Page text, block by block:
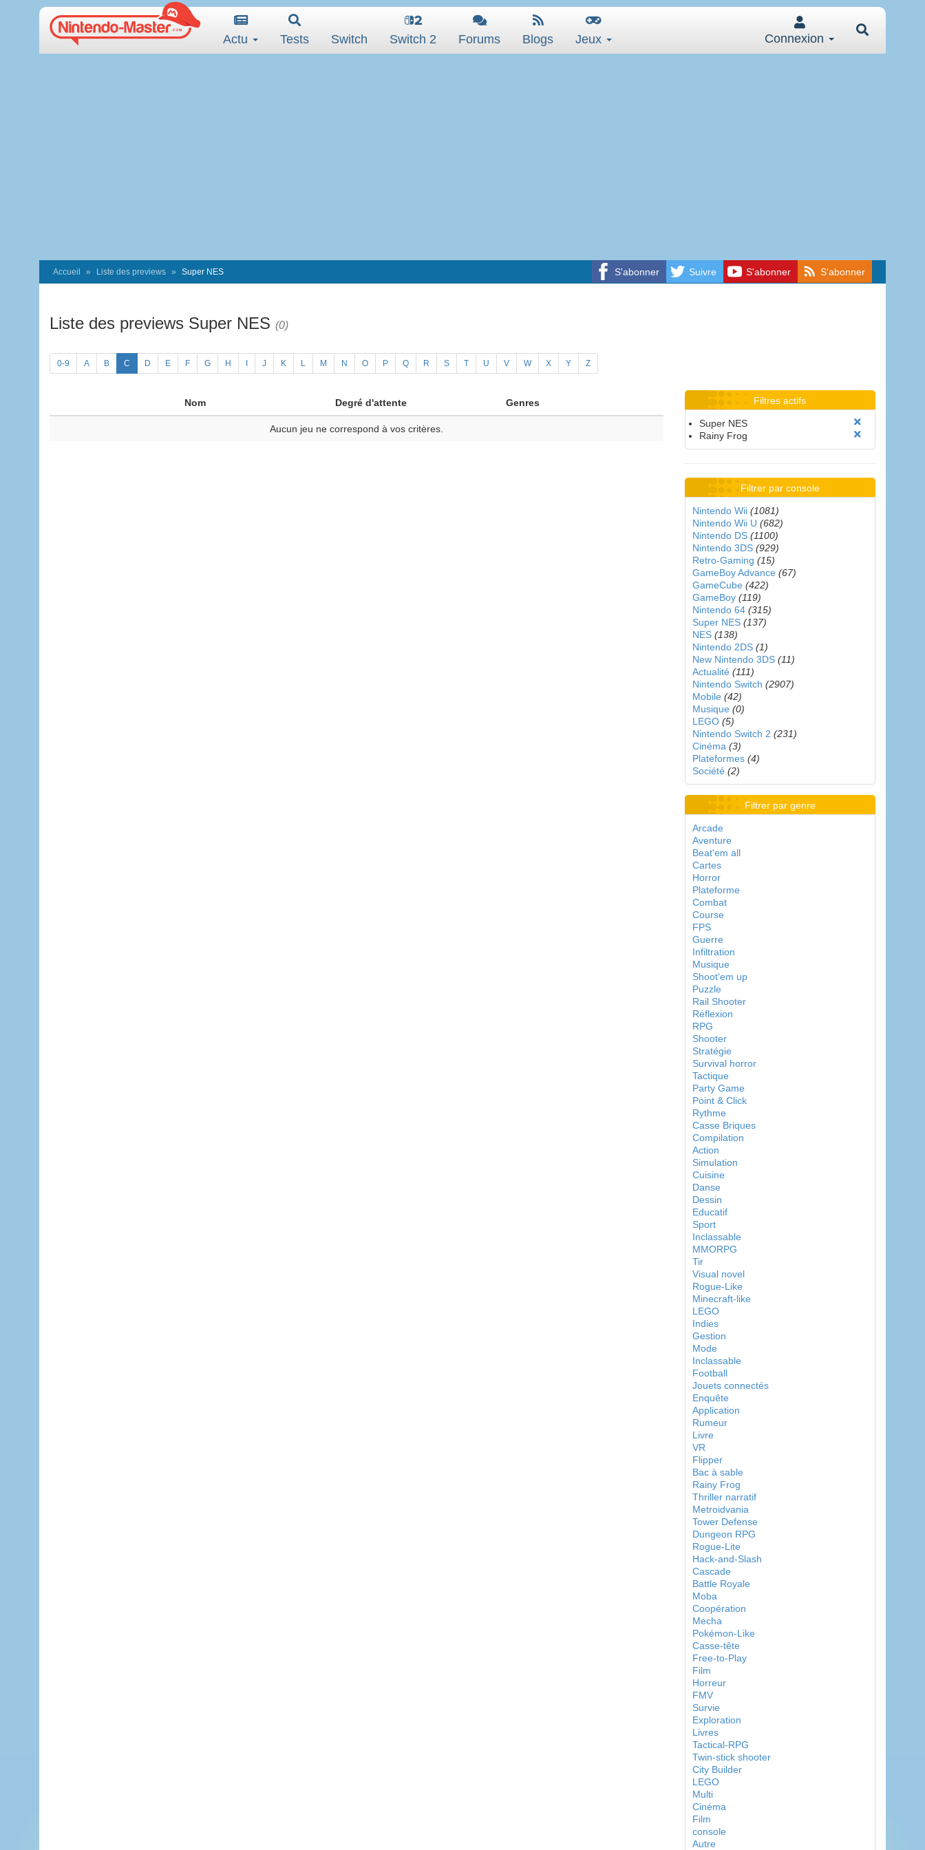
Actu Tests Switch Switch 2 Forums Blogs Jeux Connexion
S'abonner Suivre S'abonner S'abonner
Accueil Liste des previews Super NES
Liste des previews Super NES (0)
0-9 A B C D E F G H J K L M N O P Q R S T U V W X Y Z
Nom Degré d'attente Genres
Aucun jeu ne correspond à vos critères.
Filtres actifs
Super NES
Rainy Frog
Filtrer par console
Nintendo Wii (1081)
Nintendo Wii U (682)
Nintendo DS (1100)
Nintendo 3DS (929)
Retro-Gaming (15)
GameBoy Advance (67)
GameCube (422)
GameBoy (119)
Nintendo 64 (315)
Super NES (137)
NES (138)
Nintendo 2DS (1)
New Nintendo 3DS (11)
Actualité (111)
Nintendo Switch (2907)
Mobile (42)
Musique (0)
LEGO (5)
Nintendo Switch 2 (231)
Cinéma (3)
Plateformes (4)
Société (2)
Filtrer par genre
Arcade
Aventure
Beat'em all
Cartes
Horror
Plateforme
Combat
Course
FPS
Guerre
Infiltration
Musique
Shoot'em up
Puzzle
Rail Shooter
Réflexion
RPG
Shooter
Stratégie
Survival horror
Tactique
Party Game
Point & Click
Rythme
Casse Briques
Compilation
Action
Simulation
Cuisine
Danse
Dessin
Educatif
Sport
Inclassable
MMORPG
Tir
Visual novel
Rogue-Like
Minecraft-like
LEGO
Indies
Gestion
Mode
Inclassable
Football
Jouets connectés
Enquête
Application
Rumeur
Livre
VR
Flipper
Bac à sable
Rainy Frog
Thriller narratif
Metroidvania
Tower Defense
Dungeon RPG
Rogue-Lite
Hack-and-Slash
Cascade
Battle Royale
Moba
Coopération
Mecha
Pokémon-Like
Casse-tête
Free-to-Play
Film
Horreur
FMV
Survie
Exploration
Livres
Tactical-RPG
Twin-stick shooter
City Builder
LEGO
Multi
Cinéma
Film
console
Autre